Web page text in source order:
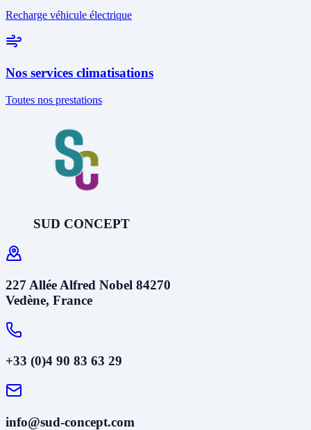
Recharge véhicule électrique
Nos services climatisations
Toutes nos prestations
SUD CONCEPT
227 Allée Alfred Nobel 84270
Vedène, France
+33 (0)4 90 83 63 29
info@sud-concept.com